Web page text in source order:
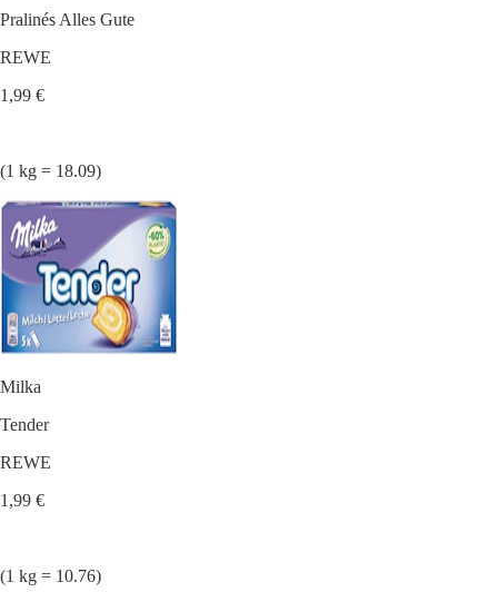
Pralinés Alles Gute
REWE
1,99 €
(1 kg = 18.09)
Milka
Tender
REWE
1,99 €
(1 kg = 10.76)